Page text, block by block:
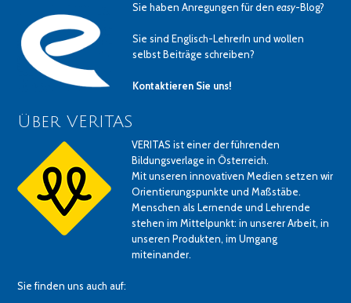
Sie haben Anregungen für deneasy-Blog?
Sie sind Englisch-LehrerIn und wollen
selbst Beiträge schreiben?
Kontaktieren Sie uns!
Über VERITAS
VERITAS ist einer der führenden
Bildungsverlage in Österreich.
Mit unseren innovativen Medien setzen wir
Orientierungspunkte und Maßstäbe.
Menschen als Lernende und Lehrende
stehen im Mittelpunkt: in unserer Arbeit, in
unseren Produkten, im Umgang
miteinander.
Sie finden uns auch auf: